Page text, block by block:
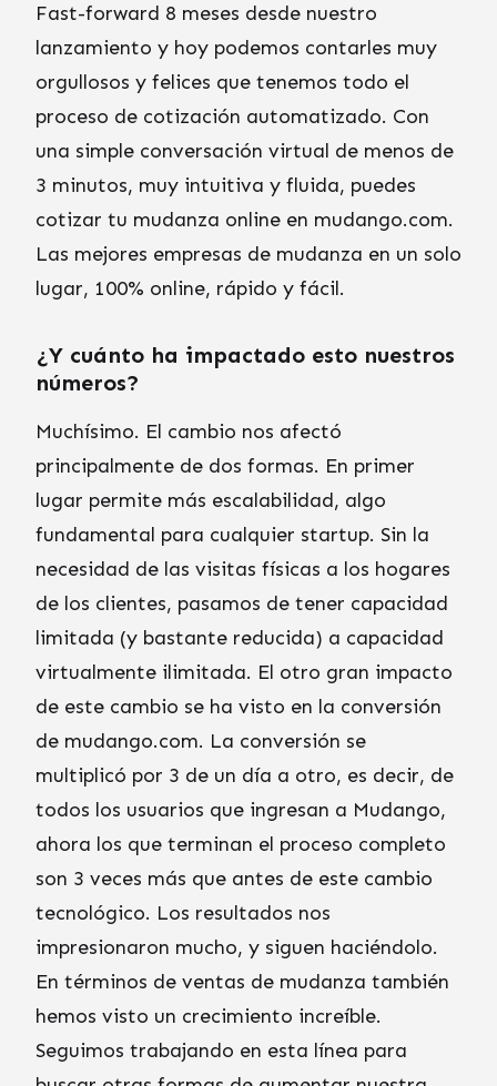
Fast-forward 8 meses desde nuestro
lanzamiento y hoy podemos contarles muy
orgullosos y felices que tenemos todo el
proceso de cotización automatizado. Con
una simple conversación virtual de menos de
3 minutos, muy intuitiva y fluida, puedes
cotizar tu mudanza online en mudango.com.
Las mejores empresas de mudanza en un solo
lugar, 100% online, rápido y fácil.
¿Y cuánto ha impactado esto nuestros
números?
Muchísimo. El cambio nos afectó
principalmente de dos formas. En primer
lugar permite más escalabilidad, algo
fundamental para cualquier startup. Sin la
necesidad de las visitas físicas a los hogares
de los clientes, pasamos de tener capacidad
limitada (y bastante reducida) a capacidad
virtualmente ilimitada. El otro gran impacto
de este cambio se ha visto en la conversión
de mudango.com. La conversión se
multiplicó por 3 de un día a otro, es decir, de
todos los usuarios que ingresan a Mudango,
ahora los que terminan el proceso completo
son 3 veces más que antes de este cambio
tecnológico. Los resultados nos
impresionaron mucho, y siguen haciéndolo.
En términos de ventas de mudanza también
hemos visto un crecimiento increíble.
Seguimos trabajando en esta línea para